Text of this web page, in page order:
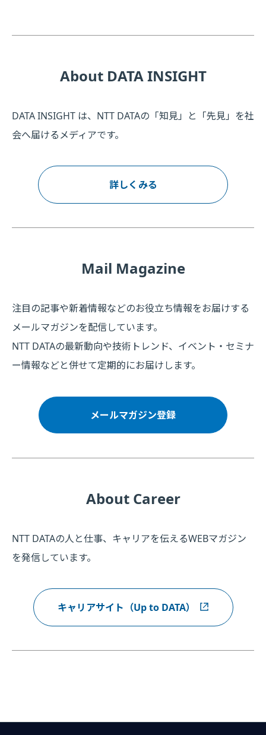
About DATA INSIGHT
DATA INSIGHT は、NTT DATAの「知見」と「先見」を社
会へ届けるメディアです。
詳しくみる
Mail Magazine
注目の記事や新着情報などのお役立ち情報をお届けする
メールマガジンを配信しています。
NTT DATAの最新動向や技術トレンド、イベント・セミナ
ー情報などと併せて定期的にお届けします。
メールマガジン登録
About Career
NTT DATAの人と仕事、キャリアを伝えるWEBマガジン
を発信しています。
キャリアサイト（Up to DATA）